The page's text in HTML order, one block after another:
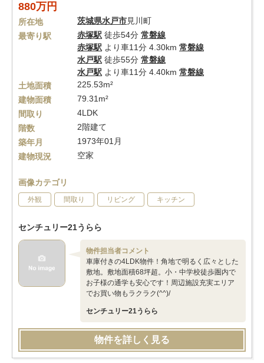
880万円
所在地 茨城県水戸市見川町
最寄り駅
赤塚駅 徒歩54分 常磐線
赤塚駅 より車11分 4.30km 常磐線
水戸駅 徒歩55分 常磐線
水戸駅 より車11分 4.40km 常磐線
土地面積
225.53m²
建物面積
79.31m²
間取り
4LDK
階数
2階建て
築年月
1973年01月
建物現況
空家
画像カテゴリ
外観 間取り リビング キッチン
センチュリー21うらら
物件担当者コメント
車庫付きの4LDK物件！角地で明るく広々とした
敷地。敷地面積68坪超。小・中学校徒歩圏内で
お子様の通学も安心です！周辺施設充実エリア
でお買い物もラクラク(^^)/
センチュリー21うらら
物件を詳しく見る